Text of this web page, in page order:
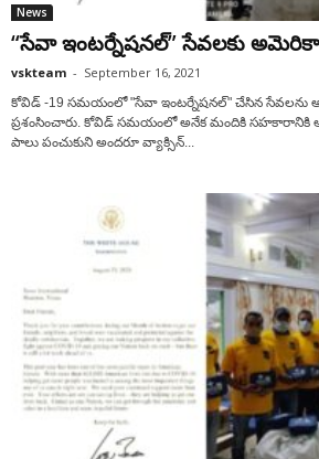
News
“సేవా ఇంట‌ర్నేష‌న‌ల్‌” సేవ‌ల‌కు అమెరికా
vskteam - September 16, 2021
కోవిడ్ -19 సమయంలో "సేవా ఇంటర్నేషనల్" చేసిన సేవ‌ల‌ను
ప్ర‌శంసించారు. కోవిడ్ స‌మ‌యంలో అనేక మందికి సహకారానికి
పాలు పంచుకుని అంద‌రూ వ్యాక్సిన్...